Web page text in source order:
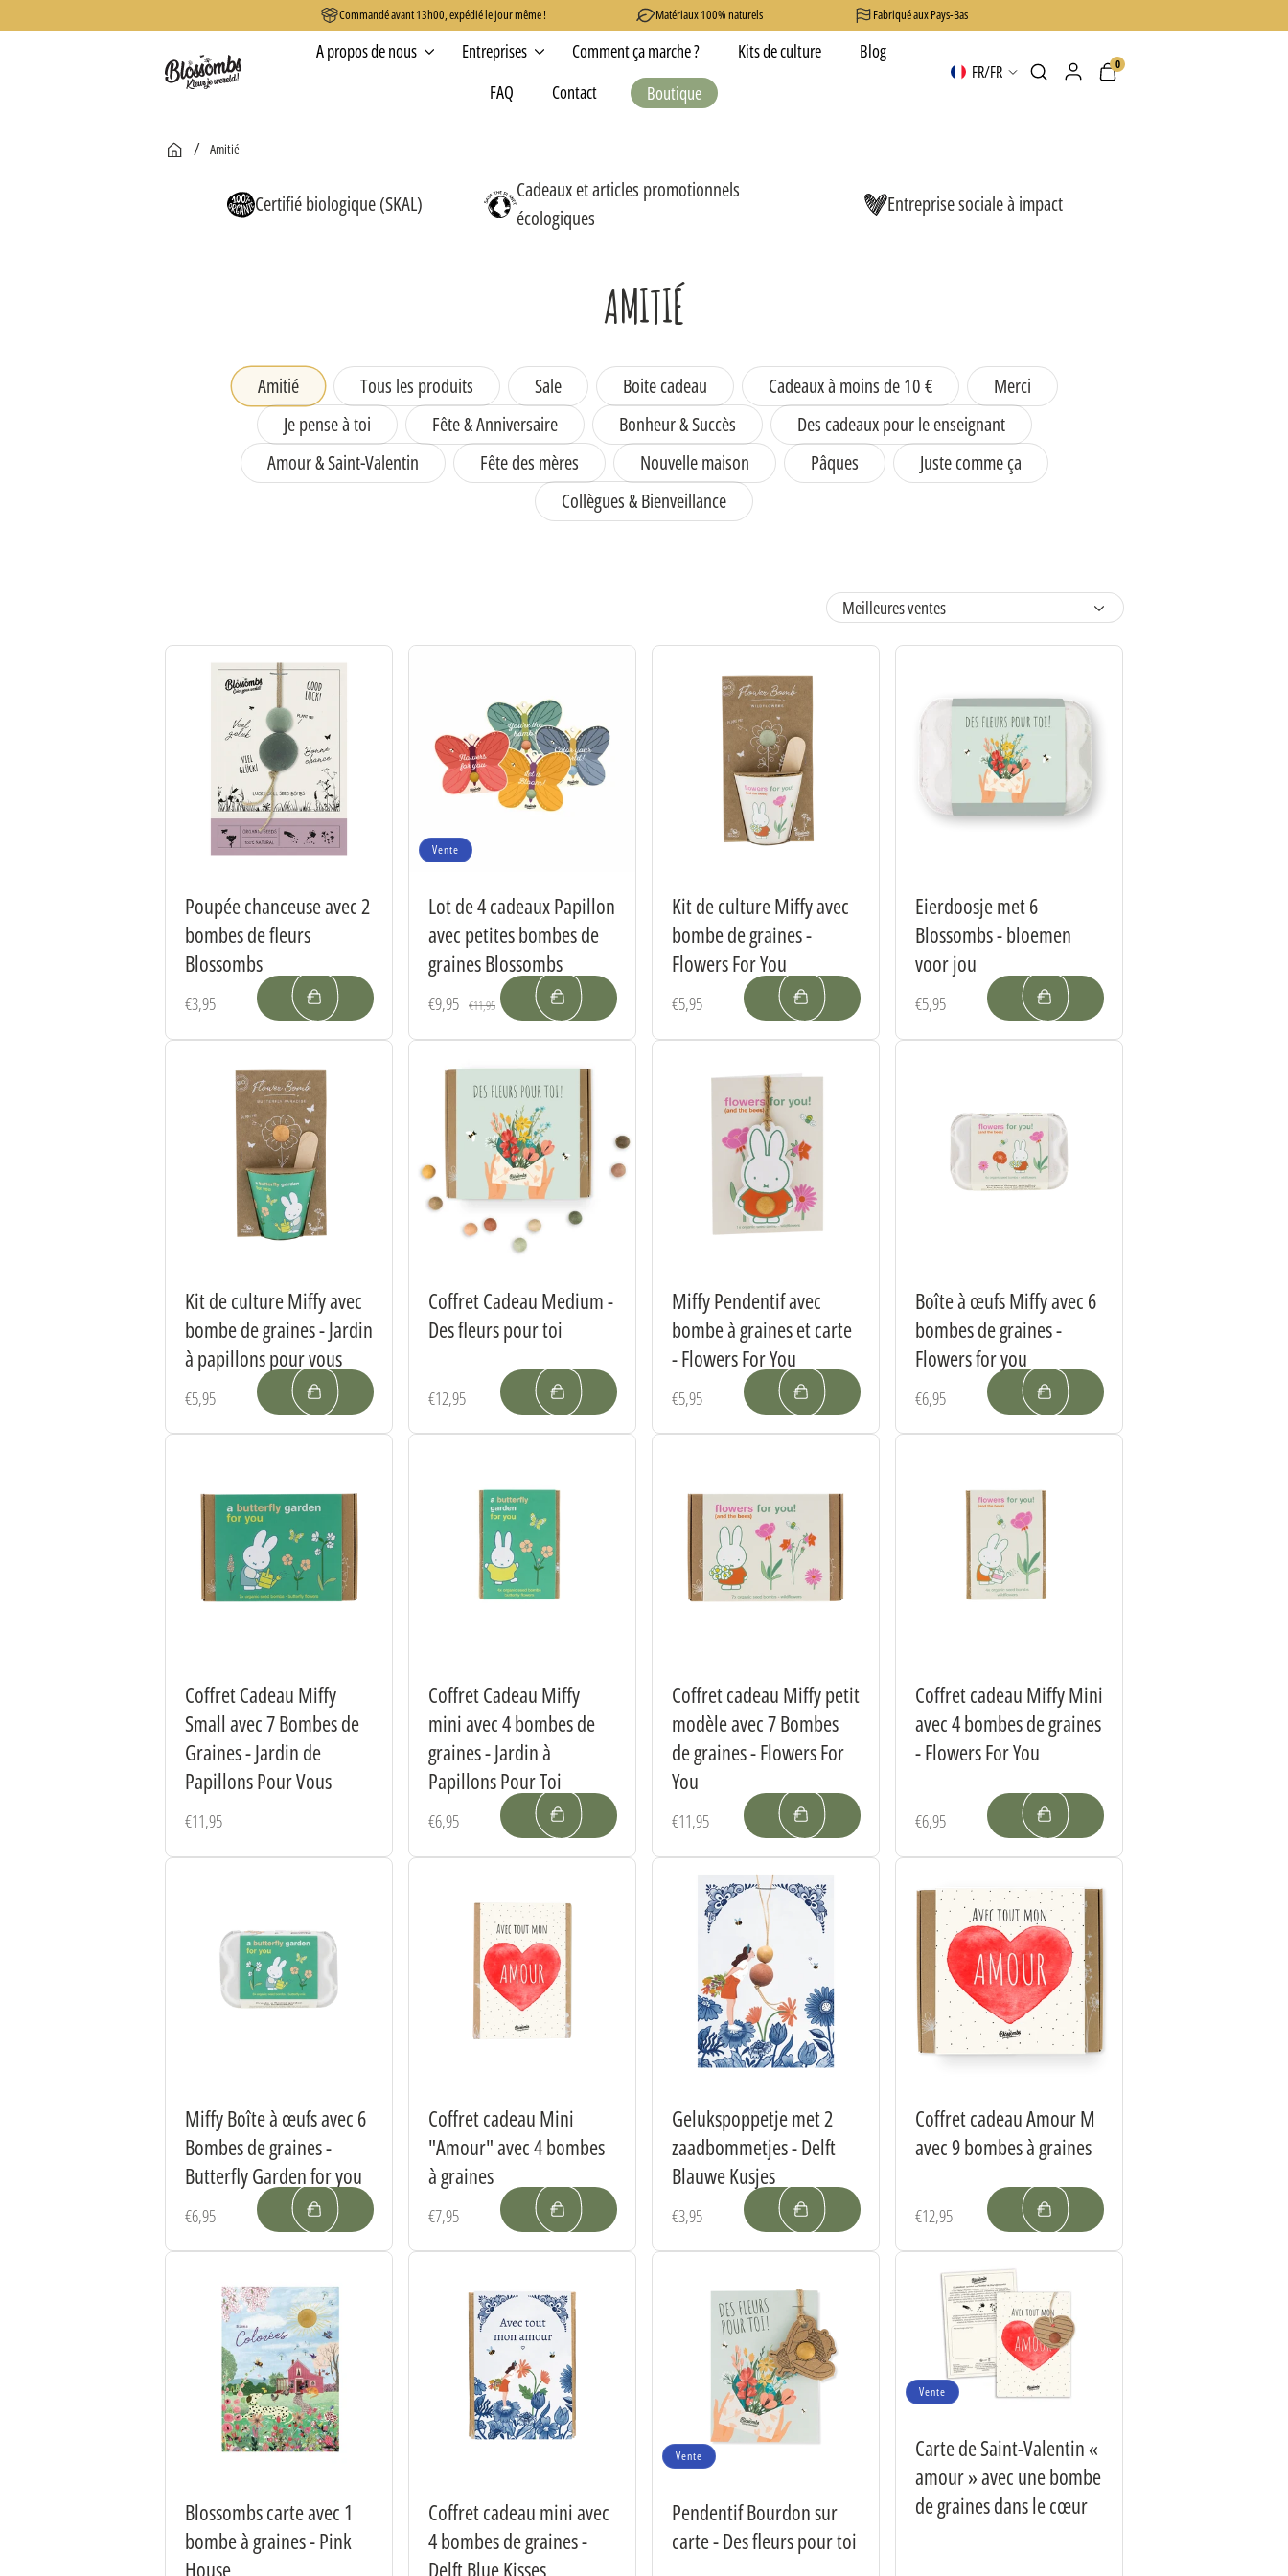
Commandé avant 13h00, expédié le jour même ! Matériaux 100% naturels Fabriqué aux Pays-Bas
A propos de nous Entreprises Comment ça marche ? Kits de culture
Blog
FAQ
Contact Boutique
FR/FR ConnexionPanier
0
Accueil/ Amitié
Certifié biologique (SKAL)
Cadeaux et articles promotionnels
écologiques
Entreprise sociale à impact
AMITIÉ
Tous les produits Sale Boite cadeau Cadeaux à moins de 10 €
Merci
Je pense à toi
Fête & Anniversaire Bonheur & Succès
Des cadeaux pour le enseignant
Amour & Saint-Valentin
Fête des mères Nouvelle maison Pâques
Amitié
Juste comme ça
Collègues & Bienveillance
Trier
Poupée chanceuse avec 2
bombes de fleurs
Blossombs
Prix
€3,95
Lot de 4 cadeaux Papillon
avec petites bombes de
graines Blossombs
Prix
€9,95 Prix
€11,95
Vente
Kit de culture Miffy avec
bombe de graines -
Flowers For You
Prix
€5,95
Eierdoosje met 6
Blossombs - bloemen
voor jou
Prix
€5,95
Kit de culture Miffy avec
bombe de graines - Jardin
à papillons pour vous
Prix
€5,95
Coffret Cadeau Medium -
Des fleurs pour toi
Prix
€12,95
Miffy Pendentif avec
bombe à graines et carte
- Flowers For You
Prix
€5,95
Boîte à œufs Miffy avec 6
bombes de graines -
Flowers for you
Prix
€6,95
Coffret Cadeau Miffy
Small avec 7 Bombes de
Graines - Jardin de
Papillons Pour Vous
Prix
€11,95
Coffret Cadeau Miffy
mini avec 4 bombes de
graines - Jardin à
Papillons Pour Toi
Prix
€6,95
Coffret cadeau Miffy petit
modèle avec 7 Bombes
de graines - Flowers For
You
Prix
€11,95
Coffret cadeau Miffy Mini
avec 4 bombes de graines
- Flowers For You
Prix
€6,95
Miffy Boîte à œufs avec 6
Bombes de graines -
Butterfly Garden for you
Prix
€6,95
Coffret cadeau Mini
"Amour" avec 4 bombes
à graines
Prix
€7,95
Gelukspoppetje met 2
zaadbommetjes - Delft
Blauwe Kusjes
Prix
€3,95
Coffret cadeau Amour M
avec 9 bombes à graines
Prix
€12,95
Blossombs carte avec 1
bombe à graines - Pink
House
Coffret cadeau mini avec
4 bombes de graines -
Delft Blue Kisses
Pendentif Bourdon sur
carte - Des fleurs pour toi
Vente
Carte de Saint-Valentin «
amour » avec une bombe
de graines dans le cœur
Vente